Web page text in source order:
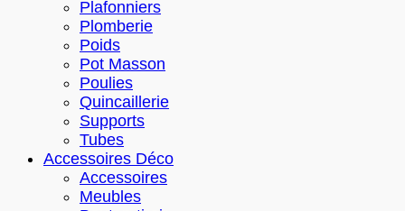
Plafonniers
Plomberie
Poids
Pot Masson
Poulies
Quincaillerie
Supports
Tubes
Accessoires Déco
Accessoires
Meubles